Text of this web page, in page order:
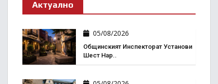
Актуално
05/08/2026
Общинският Инспекторат Установи
Шест Нар..